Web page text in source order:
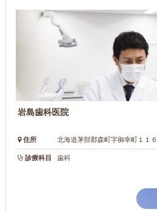
岩島歯科医院
住所 北海道茅部郡森町字御幸町１１６
診療科目 歯科